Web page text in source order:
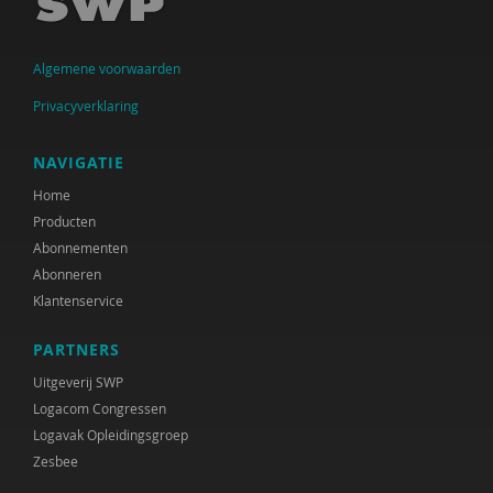
Ingrid Bakker
Cora Bartelink
Simon Bax
Mariëlle Beijersbergen
Dirck van Bekkum
Gülcan Bektas
Irene van Bentum
Els Beukers
Gabriël van Beusekom
Elske Bijlman
Algemene voorwaarden
Privacyverklaring
NAVIGATIE
Home
Producten
Abonnementen
Abonneren
Klantenservice
PARTNERS
Uitgeverij SWP
Logacom Congressen
Logavak Opleidingsgroep
Zesbee